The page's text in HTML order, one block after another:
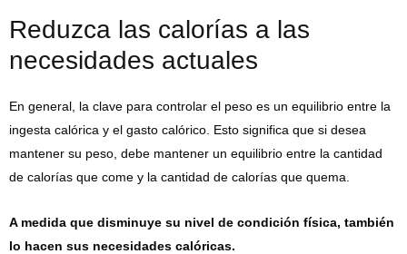
Reduzca las calorías a las
necesidades actuales
En general, la clave para controlar el peso es un equilibrio entre la
ingesta calórica y el gasto calórico. Esto significa que si desea
mantener su peso, debe mantener un equilibrio entre la cantidad
de calorías que come y la cantidad de calorías que quema.
A medida que disminuye su nivel de condición física, también
lo hacen sus necesidades calóricas.